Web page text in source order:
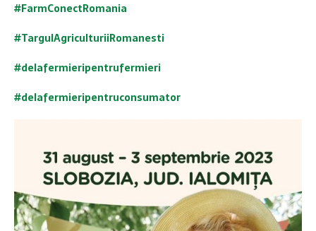
#FarmConectRomania
#TargulAgriculturiiRomanesti
#delafermieripentrufermieri
#delafermieripentruconsumator